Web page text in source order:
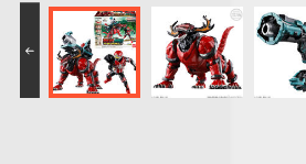
PROJECT R.E.D.・
スーパー戦隊シリー
ズ
ポケットモンスター
つりグミ SMPシリーズ